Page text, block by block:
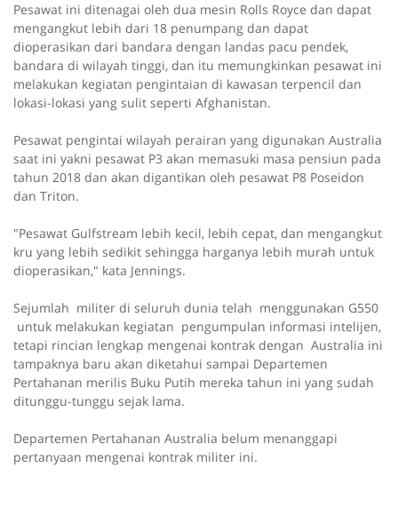
Pesawat ini ditenagai oleh dua mesin Rolls Royce dan dapat
mengangkut lebih dari 18 penumpang dan dapat
dioperasikan dari bandara dengan landas pacu pendek,
bandara di wilayah tinggi, dan itu memungkinkan pesawat ini
melakukan kegiatan pengintaian di kawasan terpencil dan
lokasi-lokasi yang sulit seperti Afghanistan.
Pesawat pengintai wilayah perairan yang digunakan Australia
saat ini yakni pesawat P3 akan memasuki masa pensiun pada
tahun 2018 dan akan digantikan oleh pesawat P8 Poseidon
dan Triton.
"Pesawat Gulfstream lebih kecil, lebih cepat, dan mengangkut
kru yang lebih sedikit sehingga harganya lebih murah untuk
dioperasikan," kata Jennings.
Sejumlah militer di seluruh dunia telah menggunakan G550
untuk melakukan kegiatan pengumpulan informasi intelijen,
tetapi rincian lengkap mengenai kontrak dengan Australia ini
tampaknya baru akan diketahui sampai Departemen
Pertahanan merilis Buku Putih mereka tahun ini yang sudah
ditunggu-tunggu sejak lama.
Departemen Pertahanan Australia belum menanggapi
pertanyaan mengenai kontrak militer ini.